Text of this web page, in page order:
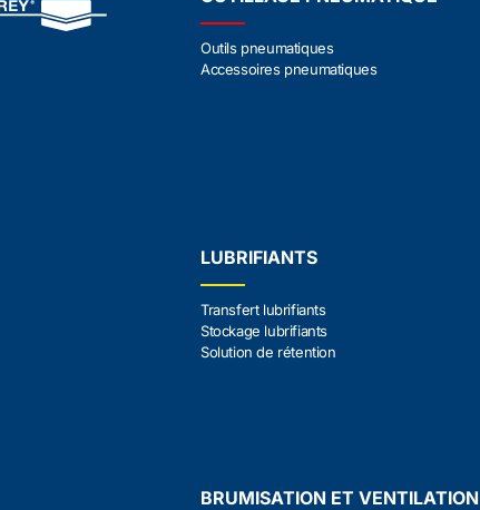
Outils pneumatiques
Accessoires pneumatiques
LUBRIFIANTS
Transfert lubrifiants
Stockage lubrifiants
Solution de rétention
BRUMISATION ET VENTILATION